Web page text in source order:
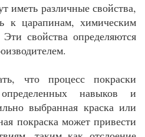
иметь различные свойства,
к царапинам, химическим
свойства определяются
что процесс покраски
навыков и
выбранная краска или
покраска может привести